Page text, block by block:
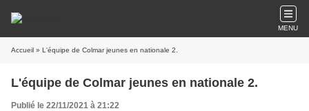
MENU
Accueil » L'équipe de Colmar jeunes en nationale 2.
L'équipe de Colmar jeunes en nationale 2.
Publié le 22/11/2021 à 21:22